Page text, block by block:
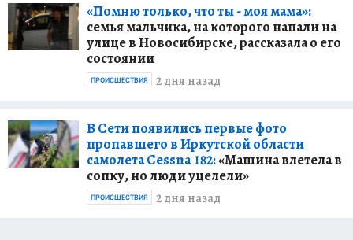
«Помню только, что ты - моя мама»:
семья мальчика, на которого напали на
улице в Новосибирске, рассказала о его
состоянии
2 дня назад
ПРОИСШЕСТВИЯ
В Сети появились первые фото
пропавшего в Иркутской области
самолета Cessna 182:«Машина влетела в
сопку, но люди уцелели»
2 дня назад
ПРОИСШЕСТВИЯ